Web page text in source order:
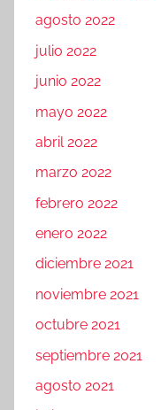
agosto 2022
julio 2022
junio 2022
mayo 2022
abril 2022
marzo 2022
febrero 2022
enero 2022
diciembre 2021
noviembre 2021
octubre 2021
septiembre 2021
agosto 2021